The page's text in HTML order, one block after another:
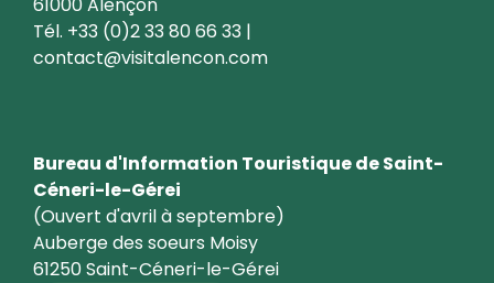
Tél. +33 (0)2 33 80 66 33 |
contact@visitalencon.com
Bureau d'Information Touristique de Saint-
Céneri-le-Gérei
(Ouvert d'avril à septembre)
Auberge des soeurs Moisy
61250 Saint-Céneri-le-Gérei